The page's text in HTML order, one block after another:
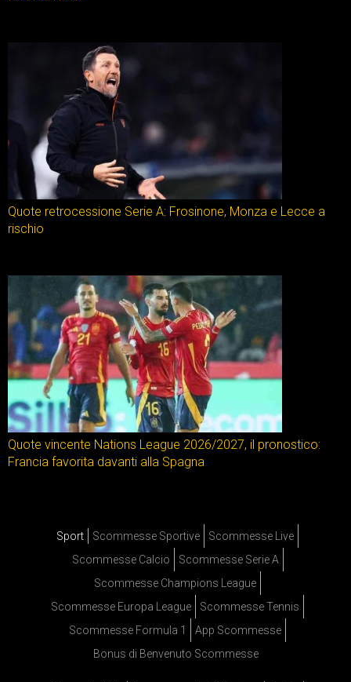
Quote retrocessione Serie A: Frosinone, Monza e Lecce a
rischio
Quote vincente Nations League 2026/2027, il pronostico:
Francia favorita davanti alla Spagna
Sport Scommesse Sportive
Scommesse Live
Scommesse Calcio
Scommesse Serie A
Scommesse Champions League
Scommesse Europa League
Scommesse Tennis
Scommesse Formula 1
App Scommesse
Bonus di Benvenuto Scommesse